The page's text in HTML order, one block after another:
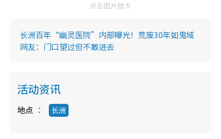
点击图片放大
长洲百年“幽灵医院”内部曝光！荒废30年如鬼域
网友：门口望过但不敢进去
活动资讯
地点 长洲